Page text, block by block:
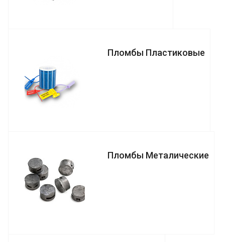
Пломбы Пластиковые
Пломбы Металические